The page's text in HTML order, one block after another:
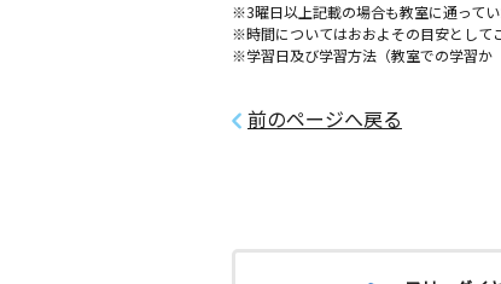
※3曜日以上記載の場合も教室に通ってい
※時間についてはおおよその目安として
※学習日及び学習方法（教室での学習か
前のページへ戻る